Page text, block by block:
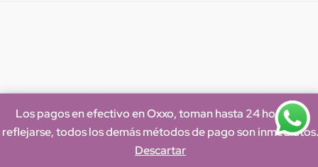
Los pagos en efectivo en Oxxo, toman hasta 24 horas en
reflejarse, todos los demás métodos de pago son inmediatos.
Descartar